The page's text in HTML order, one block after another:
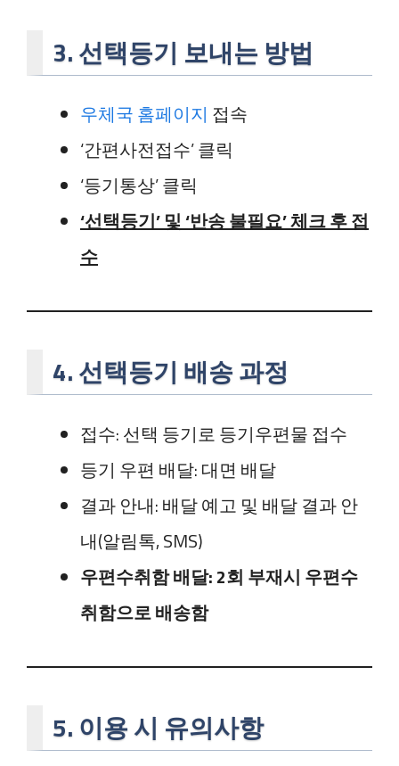
3. 선택등기 보내는 방법
우체국 홈페이지 접속
‘간편사전접수’ 클릭
‘등기통상’ 클릭
‘선택등기’ 및 ‘반송 불필요’ 체크 후 접
수
4. 선택등기 배송 과정
접수: 선택 등기로 등기우편물 접수
등기 우편 배달: 대면 배달
결과 안내: 배달 예고 및 배달 결과 안
내(알림톡, SMS)
우편수취함 배달: 2회 부재시 우편수
취함으로 배송함
5. 이용 시 유의사항